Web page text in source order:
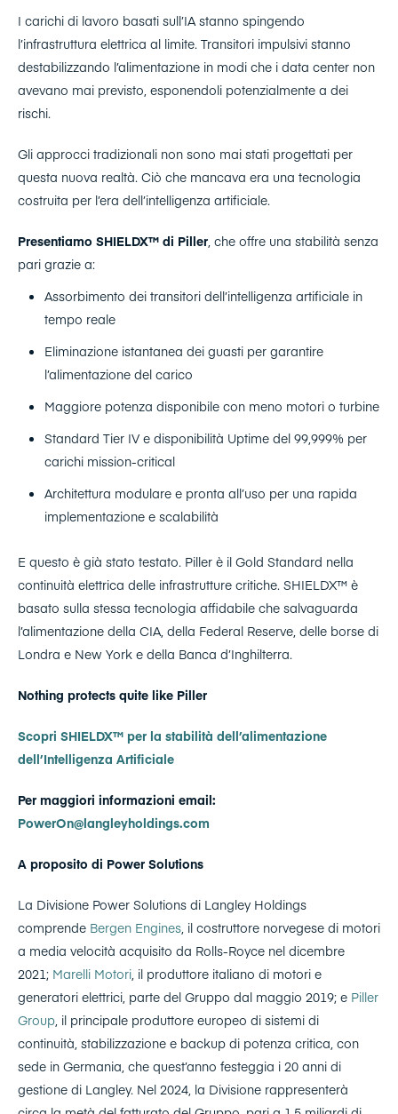
I carichi di lavoro basati sull’IA stanno spingendo
l’infrastruttura elettrica al limite. Transitori impulsivi stanno
destabilizzando l’alimentazione in modi che i data center non
avevano mai previsto, esponendoli potenzialmente a dei
rischi.
Gli approcci tradizionali non sono mai stati progettati per
questa nuova realtà. Ciò che mancava era una tecnologia
costruita per l’era dell’intelligenza artificiale.
Presentiamo SHIELDX™ di Piller, che offre una stabilità senza
pari grazie a:
Assorbimento dei transitori dell’intelligenza artificiale in
tempo reale
Eliminazione istantanea dei guasti per garantire
l’alimentazione del carico
Maggiore potenza disponibile con meno motori o turbine
Standard Tier IV e disponibilità Uptime del 99,999% per
carichi mission-critical
Architettura modulare e pronta all’uso per una rapida
implementazione e scalabilità
E questo è già stato testato. Piller è il Gold Standard nella
continuità elettrica delle infrastrutture critiche. SHIELDX™ è
basato sulla stessa tecnologia affidabile che salvaguarda
l’alimentazione della CIA, della Federal Reserve, delle borse di
Londra e New York e della Banca d’Inghilterra.
Nothing protects quite like Piller
Scopri SHIELDX™ per la stabilità dell’alimentazione
dell’Intelligenza Artificiale
Per maggiori informazioni email:
PowerOn@langleyholdings.com
A proposito di Power Solutions
La Divisione Power Solutions di Langley Holdings
comprende Bergen Engines, il costruttore norvegese di motori
a media velocità acquisito da Rolls-Royce nel dicembre
2021; Marelli Motori, il produttore italiano di motori e
generatori elettrici, parte del Gruppo dal maggio 2019; e Piller
Group, il principale produttore europeo di sistemi di
continuità, stabilizzazione e backup di potenza critica, con
sede in Germania, che quest’anno festeggia i 20 anni di
gestione di Langley. Nel 2024, la Divisione rappresenterà